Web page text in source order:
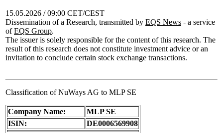
15.05.2026 / 09:00 CET/CEST
Dissemination of a Research, transmitted by EQS News - a service
ofEQS Group.
The issuer is solely responsible for the content of this research. The
result of this research does not constitute investment advice or an
invitation to conclude certain stock exchange transactions.
Classification of NuWays AG to MLP SE
Company Name:
MLP SE
ISIN:
DE0006569908